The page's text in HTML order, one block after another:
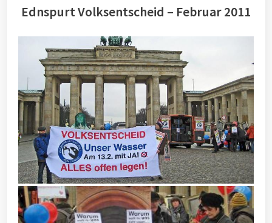
Ednspurt Volksentscheid – Februar 2011